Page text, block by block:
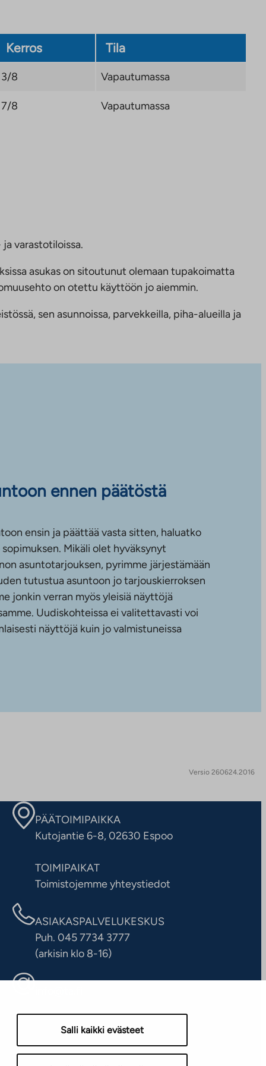
Salli kaikki evästeet
Kerros Tila
3/8 Vapautumassa
7/8 Vapautumassa
varastotiloissa.
asukas on sitoutunut olemaan tupakoimatta
on otettu käyttöön jo aiemmin.
sen asunnoissa, parvekkeilla, piha-alueilla ja
ennen päätöstä
ensin ja päättää vasta sitten, haluatko
Mikäli olet hyväksynyt
asuntotarjouksen, pyrimme järjestämään
tutustua asuntoon jo tarjouskierroksen
jonkin verran myös yleisiä näyttöjä
Uudiskohteissa ei valitettavasti voi
näyttöjä kuin jo valmistuneissa
Versio 260624.2016
PÄÄTOIMIPAIKKA
Kutojantie 6-8, 02630 Espoo
TOIMIPAIKAT
Toimistojemme yhteystiedot
ASIAKASPALVELUKESKUS
Puh. 045 7734 3777
(arkisin klo 8-16)